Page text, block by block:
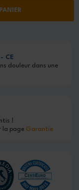
CE
douleur dans une
!
la page Garantie